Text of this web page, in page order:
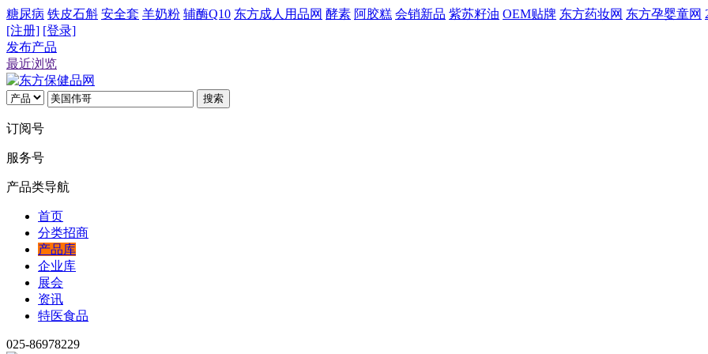
糖尿病 铁皮石斛 安全套 羊奶粉 辅酶Q10 东方成人用品网 酵素 阿胶糕 会销新品 紫苏籽油 OEM贴牌 东方药妆网 东方孕婴童网
[注册] [登录]
发布产品
最近浏览
搜索
订阅号
服务号
产品类导航
首页
分类招商
产品库
企业库
展会
资讯
特医食品
025-86978229